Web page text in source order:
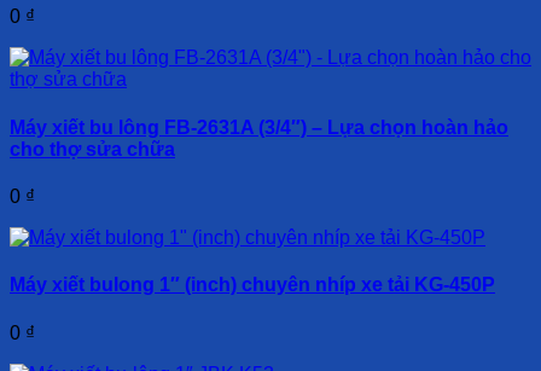
0 ₫
Máy xiết bu lông FB-2631A (3/4″) – Lựa chọn hoàn hảo
cho thợ sửa chữa
0 ₫
Máy xiết bulong 1″ (inch) chuyên nhíp xe tải KG-450P
0 ₫